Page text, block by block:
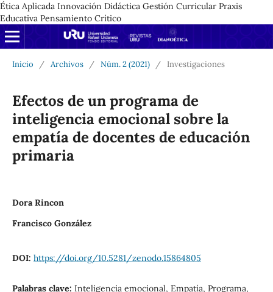
Ética Aplicada Innovación Didáctica Gestión Curricular Praxis
Educativa Pensamiento Crítico
Inicio / Archivos / Núm. 2 (2021) / Investigaciones
Efectos de un programa de
inteligencia emocional sobre la
empatía de docentes de educación
primaria
Dora Rincon
Francisco González
DOI: https://doi.org/10.5281/zenodo.15864805
Palabras clave: Inteligencia emocional, Empatía, Programa,